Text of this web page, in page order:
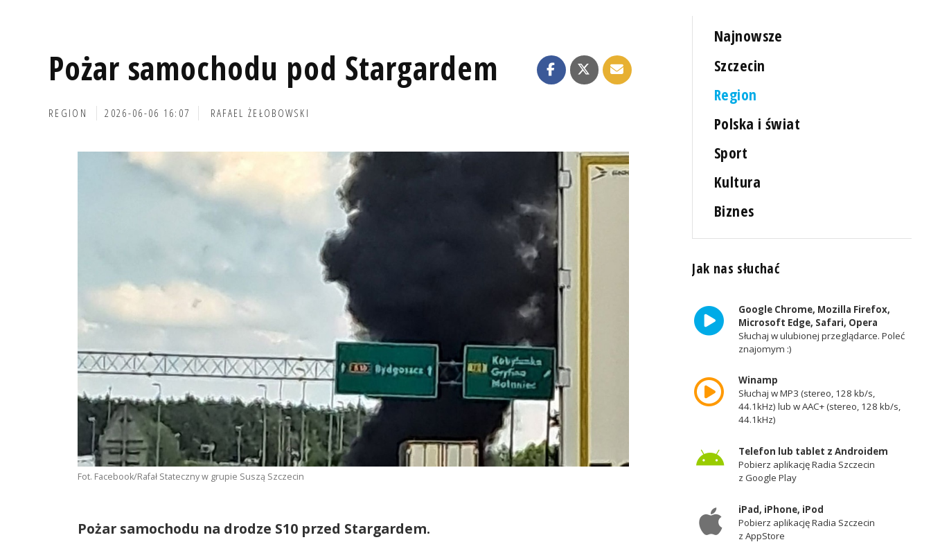
Pożar samochodu pod Stargardem
REGION 2026-06-06 16:07 RAFAEL ŻEŁOBOWSKI
Fot. Facebook/Rafał Stateczny w grupie Suszą Szczecin
Pożar samochodu na drodze S10 przed Stargardem.
Najnowsze
Szczecin
Region
Polska i świat
Sport
Kultura
Biznes
Jak nas słuchać
Google Chrome, Mozilla Firefox,
Microsoft Edge, Safari, Opera
Słuchaj w ulubionej przeglądarce. Poleć
znajomym :)
Winamp
Słuchaj w MP3 (stereo, 128 kb/s,
44.1kHz) lub w AAC+ (stereo, 128 kb/s,
44.1kHz)
Telefon lub tablet z Androidem
Pobierz aplikację Radia Szczecin
z Google Play
iPad, iPhone, iPod
Pobierz aplikację Radia Szczecin
z AppStore